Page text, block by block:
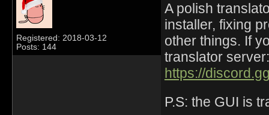
Registered: 2018-03-12
Posts: 144
A polish
installer, fixing
other things. If
translator server:
https://
P.S: the GUI is